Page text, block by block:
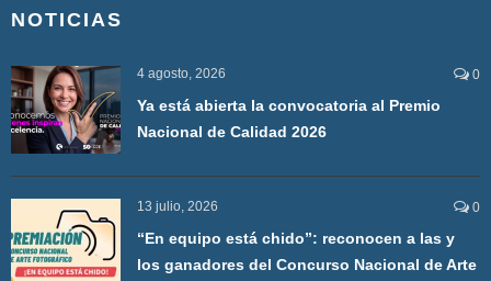
NOTICIAS
4 agosto, 2026 0
Ya está abierta la convocatoria al Premio
Nacional de Calidad 2026
13 julio, 2026 0
“En equipo está chido”: reconocen a las y
los ganadores del Concurso Nacional de Arte